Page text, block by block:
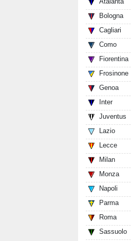
Bologna
Cagliari
Como
Fiorentina
Frosinone
Genoa
Inter
Juventus
Lazio
Lecce
Milan
Monza
Napoli
Parma
Roma
Sassuolo